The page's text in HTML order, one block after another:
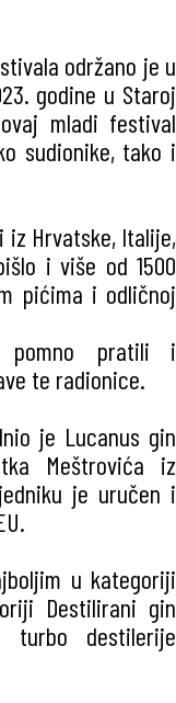
održano je u
godine u Staroj
mladi festival
sudionike, tako i
iz Hrvatske, Italije,
i više od 1500
pićima i odličnoj
pomno pratili i
te radionice.
je Lucanus gin
Meštrovića iz
je uručen i
u kategoriji
Destilirani gin
turbo destilerije